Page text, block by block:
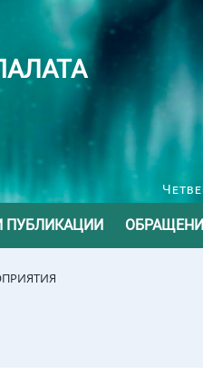
ПУБЛИКАЦИИ